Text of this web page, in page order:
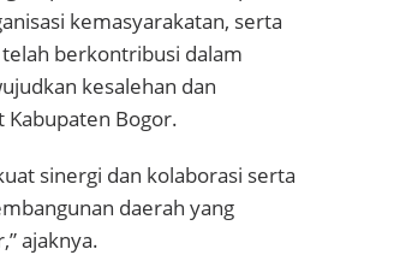
kemasyarakatan, serta
berkontribusi dalam
kesalehan dan
Kabupaten Bogor.
sinergi dan kolaborasi serta
daerah yang
ajaknya.